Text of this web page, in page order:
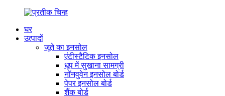
घर
उत्पादों
जूते का इनसोल
एंटीस्टैटिक इनसोल
धूप में सुखाना सामग्री
नॉनवुवेन इनसोल बोर्ड
पेपर इनसोल बोर्ड
शैंक बोर्ड